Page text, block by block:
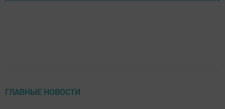
ГЛАВНЫЕ НОВОСТИ